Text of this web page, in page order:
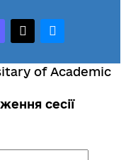
threadsbluesky
of Academic
сесії